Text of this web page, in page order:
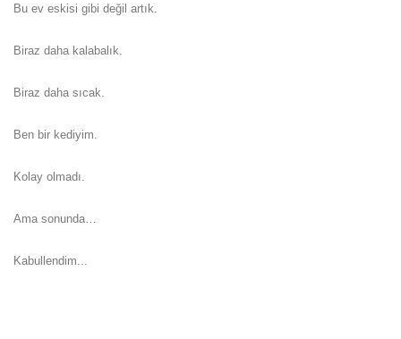
Bu ev eskisi gibi değil artık.
Biraz daha kalabalık.
Biraz daha sıcak.
Ben bir kediyim.
Kolay olmadı.
Ama sonunda…
Kabullendim...